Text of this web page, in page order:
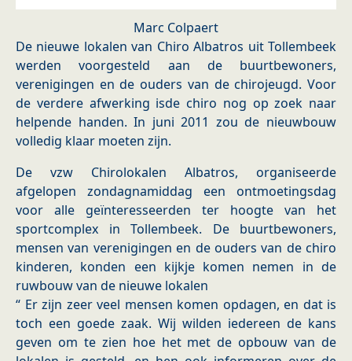
Marc Colpaert
De nieuwe lokalen van Chiro Albatros uit Tollembeek
werden voorgesteld aan de buurtbewoners,
verenigingen en de ouders van de chirojeugd. Voor
de verdere afwerking isde chiro nog op zoek naar
helpende handen. In juni 2011 zou de nieuwbouw
volledig klaar moeten zijn.
De vzw Chirolokalen Albatros, organiseerde
afgelopen zondagnamiddag een ontmoetingsdag
voor alle geïnteresseerden ter hoogte van het
sportcomplex in Tollembeek. De buurtbewoners,
mensen van verenigingen en de ouders van de chiro
kinderen, konden een kijkje komen nemen in de
ruwbouw van de nieuwe lokalen
“ Er zijn zeer veel mensen komen opdagen, en dat is
toch een goede zaak. Wij wilden iedereen de kans
geven om te zien hoe het met de opbouw van de